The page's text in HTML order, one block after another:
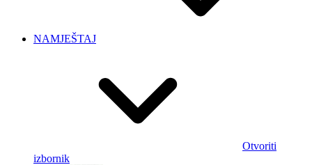
NAMJEŠTAJ
Otvoriti
izbornik